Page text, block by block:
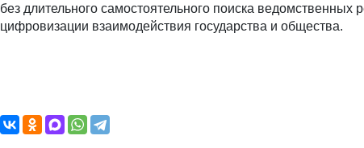
без длительного самостоятельного поиска ведомственных
цифровизации взаимодействия государства и общества.